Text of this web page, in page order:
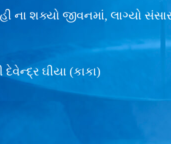
ના શક્યો જીવનમાં, લાગ્યો
દેવેન્દ્ર ઘીયા (કાકા)